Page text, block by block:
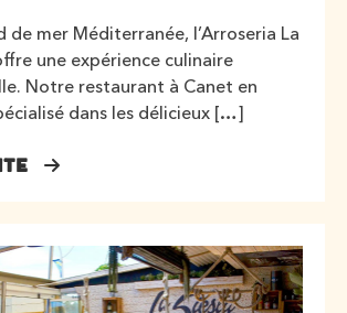
de mer Méditerranée, l’Arroseria La
une expérience culinaire
Notre restaurant à Canet en
dans les délicieux […]